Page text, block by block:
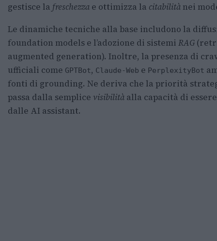
gestisce la freschezza e ottimizza la citabilità nei
Le dinamiche tecniche alla base includono la
foundation models e l’adozione di sistemi RAG
augmented generation). Inoltre, la presenza di
ufficiali come GPTBot, Claude-Web e PerplexityBot
fonti di grounding. Ne deriva che la priorità
passa dalla semplice visibilità alla capacità di
dalle AI assistant.